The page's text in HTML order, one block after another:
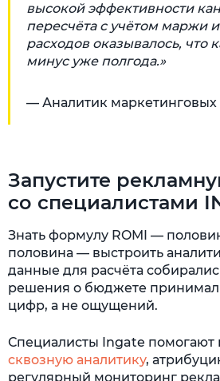
высокой эффективности
пересчёта с учётом маржи
расходов оказывалось, что
минус уже полгода.»
— Аналитик
Запустите
со специалистами
Знать формулу ROMI —
половина — выстроить
данные для расчёта
решения о бюджете
цифр, а не ощущений.
Специалисты Ingate помогают
сквозную аналитику,
регулярный мониторинг